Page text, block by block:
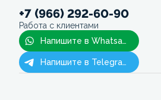
+7 (966) 292-60-90
Работа с клиентами
Напишите в Whatsapp
Напишите в Telegram